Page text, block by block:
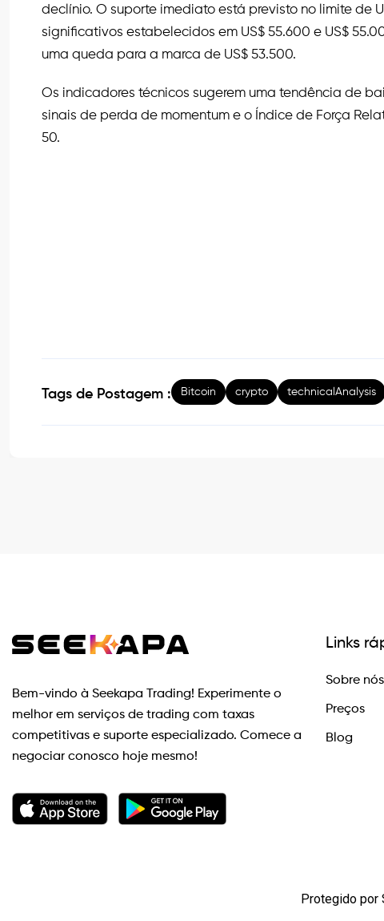
declínio. O suporte imediato está previsto no limite de
significativos estabelecidos em US$ 55.600 e US$
uma queda para a marca de US$ 53.500.
Os indicadores técnicos sugerem uma tendência de
sinais de perda de momentum e o Índice de Força
50.
Tags de Postagem : Bitcoin crypto technicalAnalysis
Bem-vindo à Seekapa Trading! Experimente o
melhor em serviços de trading com taxas
competitivas e suporte especializado. Comece a
negociar conosco hoje mesmo!
Links
Sobre nós
Preços
Blog
Protegido por